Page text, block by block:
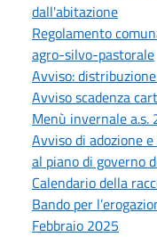
dall'abitazione
Regolamento
agro-silvo-pastorale
Avviso:
Avviso scadenza
Menù invernale
Avviso di adozione
al piano di governo
Calendario della
Bando per
Febbraio 2025